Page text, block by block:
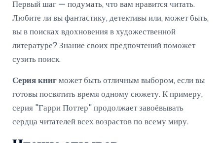
Первый шаг — подумать, что вам нравится читать.
Любите ли вы фантастику, детективы или, может быть,
вы в поисках вдохновения в художественной
литературе? Знание своих предпочтений поможет
сузить поиск.
Серия книг может быть отличным выбором, если вы
готовы посвятить время одному сюжету. К примеру,
серия "Гарри Поттер" продолжает завоёвывать
сердца читателей всех возрастов по всему миру.